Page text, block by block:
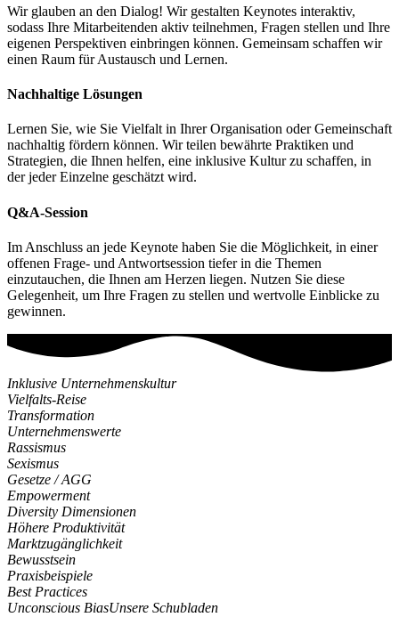
Wir glauben an den Dialog! Wir gestalten Keynotes interaktiv,
sodass Ihre Mitarbeitenden aktiv teilnehmen, Fragen stellen und Ihre
eigenen Perspektiven einbringen können. Gemeinsam schaffen wir
einen Raum für Austausch und Lernen.
Nachhaltige Lösungen
Lernen Sie, wie Sie Vielfalt in Ihrer Organisation oder Gemeinschaft
nachhaltig fördern können. Wir teilen bewährte Praktiken und
Strategien, die Ihnen helfen, eine inklusive Kultur zu schaffen, in
der jeder Einzelne geschätzt wird.
Q&A-Session
Im Anschluss an jede Keynote haben Sie die Möglichkeit, in einer
offenen Frage- und Antwortsession tiefer in die Themen
einzutauchen, die Ihnen am Herzen liegen. Nutzen Sie diese
Gelegenheit, um Ihre Fragen zu stellen und wertvolle Einblicke zu
gewinnen.
Inklusive Unternehmenskultur
Vielfalts-Reise
Transformation
Unternehmenswerte
Rassismus
Sexismus
Gesetze / AGG
Empowerment
Diversity Dimensionen
Höhere Produktivität
Marktzugänglichkeit
Bewusstsein
Praxisbeispiele
Best Practices
Unconscious BiasUnsere Schubladen